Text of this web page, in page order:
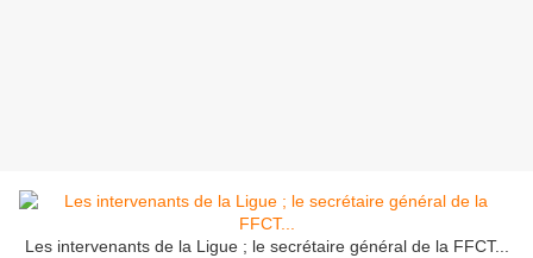
Les intervenants de la Ligue ; le secrétaire général de la FFCT...